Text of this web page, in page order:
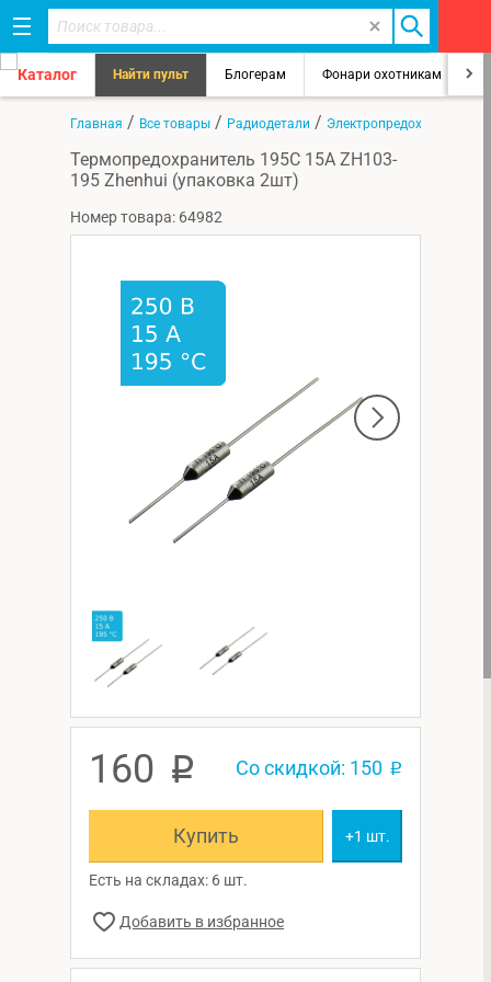
Каталог Найти пульт Блогерам Фонари охотникам
Главная / Все товары / Радиодетали / Электропредохранители
Термопредохранитель 195C 15А ZH103-
195 Zhenhui (упаковка 2шт)
Номер товара: 64982
160 p Со скидкой: 150 p
Купить +1 шт.
Есть на складах: 6 шт.